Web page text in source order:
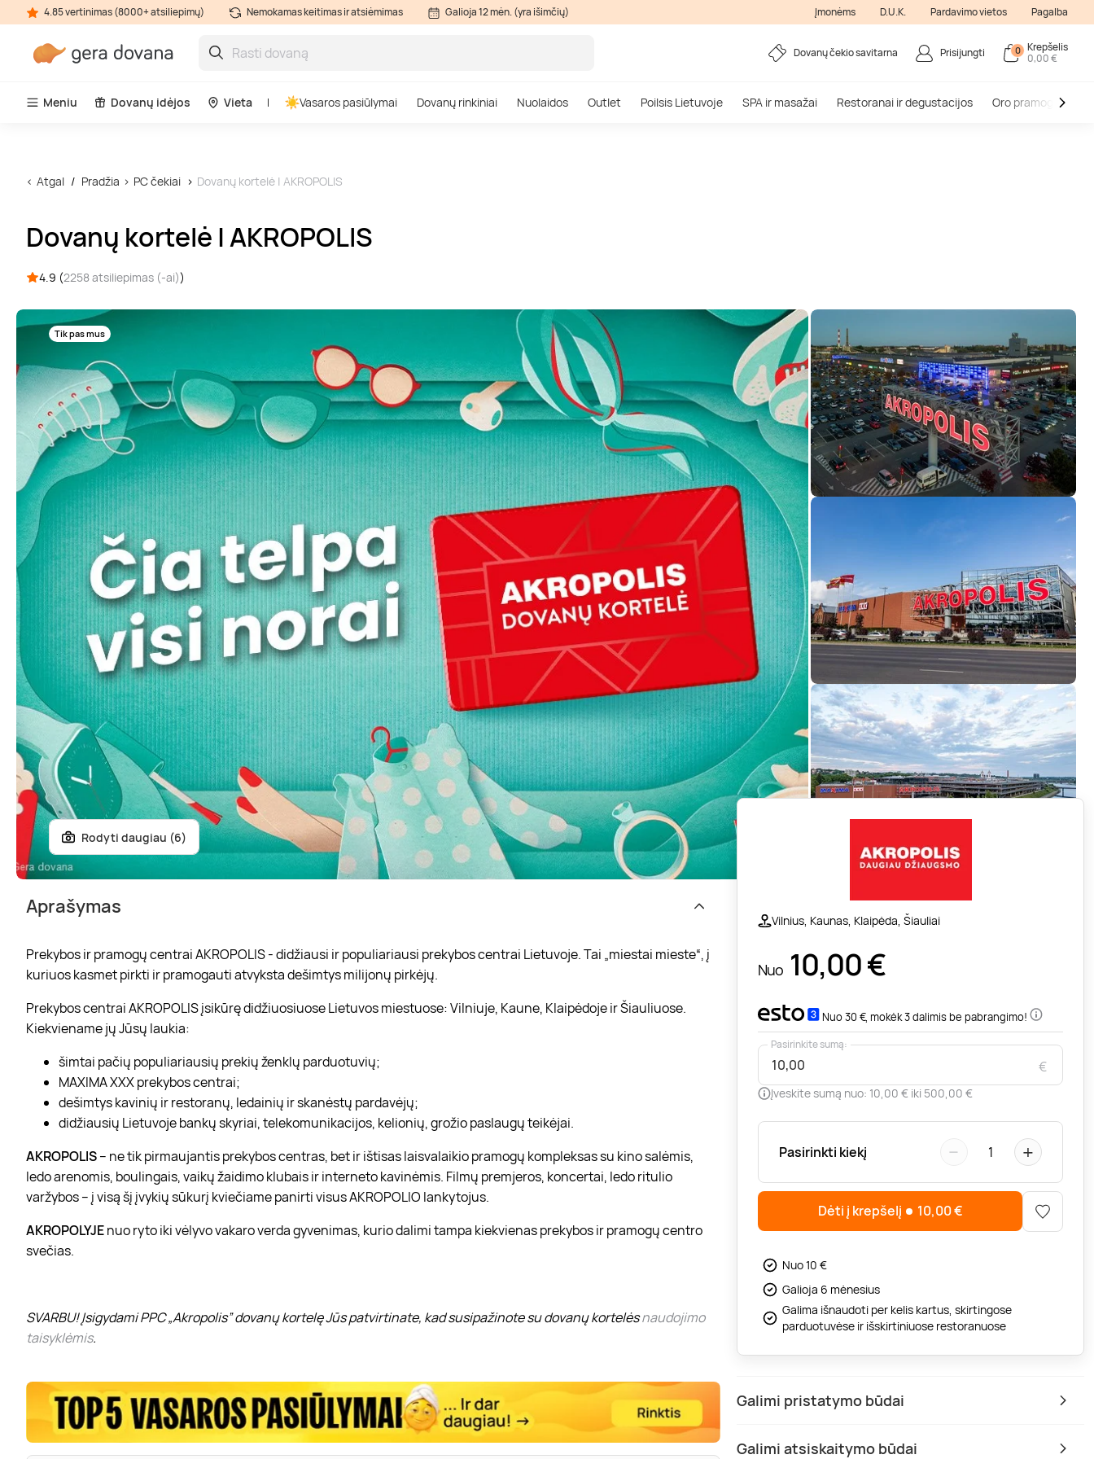
4.85 vertinimas (8000+ atsiliepimų) Nemokamas keitimas ir atsiėmimas Galioja 12 mėn. (yra išimčių) Įmonėms D.U.K. Pardavimo vietos Pagalba
Dovanų čekio savitarna Prisijungti 0 Krepšelis
0,00 €
Meniu Dovanų idėjos Vieta Vasaros pasiūlymai Dovanų rinkiniai Nuolaidos Outlet Poilsis Lietuvoje SPA ir masažai Restoranai ir degustacijos Oro pramogos
Atgal Pradžia PC čekiai Dovanų kortelė | AKROPOLIS
Dovanų kortelė | AKROPOLIS
4.9 (2258 atsiliepimas (-ai))
Tik pas mus
Rodyti daugiau (6)
Vilnius, Kaunas, Klaipėda, Šiauliai
Nuo 10,00€
Nuo 30 €, mokėk 3 dalimis be pabrangimo!
€
Pasirinkite sumą:
Įveskite sumą nuo: 10,00 € iki 500,00 €
Pasirinkti kiekį − 1 +
Dėti į krepšelį 10,00€
Nuo 10 €
Galioja 6 mėnesius
Galima išnaudoti per kelis kartus, skirtingose
parduotuvėse ir išskirtiniuose restoranuose
Galimi pristatymo būdai
Galimi atsiskaitymo būdai
Aprašymas
Prekybos ir pramogų centrai AKROPOLIS - didžiausi ir populiariausi prekybos centrai Lietuvoje. Tai „miestai mieste“, į
kuriuos kasmet pirkti ir pramogauti atvyksta dešimtys milijonų pirkėjų.
Prekybos centrai AKROPOLIS įsikūrę didžiuosiuose Lietuvos miestuose: Vilniuje, Kaune, Klaipėdoje ir Šiauliuose.
Kiekviename jų Jūsų laukia:
šimtai pačių populiariausių prekių ženklų parduotuvių;
MAXIMA XXX prekybos centrai;
dešimtys kavinių ir restoranų, ledainių ir skanėstų pardavėjų;
didžiausių Lietuvoje bankų skyriai, telekomunikacijos, kelionių, grožio paslaugų teikėjai.
AKROPOLIS– ne tik pirmaujantis prekybos centras, bet ir ištisas laisvalaikio pramogų kompleksas su kino salėmis,
ledo arenomis, boulingais, vaikų žaidimo klubais ir interneto kavinėmis. Filmų premjeros, koncertai, ledo ritulio
varžybos – į visą šį įvykių sūkurį kviečiame panirti visus AKROPOLIO lankytojus.
AKROPOLYJEnuo ryto iki vėlyvo vakaro verda gyvenimas, kurio dalimi tampa kiekvienas prekybos ir pramogų centro
svečias.
SVARBU! Įsigydami PPC „Akropolis” dovanų kortelę Jūs patvirtinate, kad susipažinote su dovanų kortelėsnaudojimo
taisyklėmis.